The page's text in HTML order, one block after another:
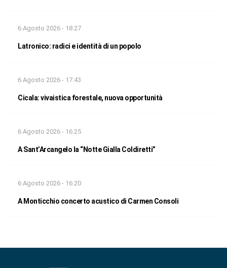
6 Agosto 2026 - 18:27
Latronico: radici e identità di un popolo
6 Agosto 2026 - 17:43
Cicala: vivaistica forestale, nuova opportunità
6 Agosto 2026 - 16:25
A Sant’Arcangelo la “Notte Gialla Coldiretti”
6 Agosto 2026 - 16:20
A Monticchio concerto acustico di Carmen Consoli